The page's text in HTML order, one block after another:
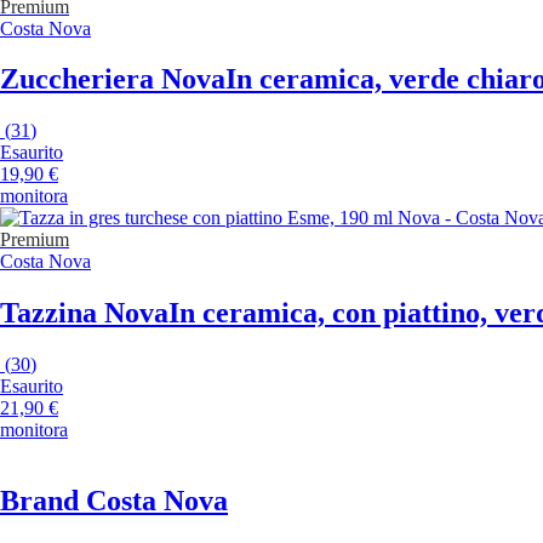
Premium
Costa Nova
Zuccheriera NovaIn ceramica, verde
(31)
Esaurito
19,90 €
monitora
Premium
Costa Nova
Tazzina NovaIn ceramica, con piattino,
(30)
Esaurito
21,90 €
monitora
Brand Costa Nova